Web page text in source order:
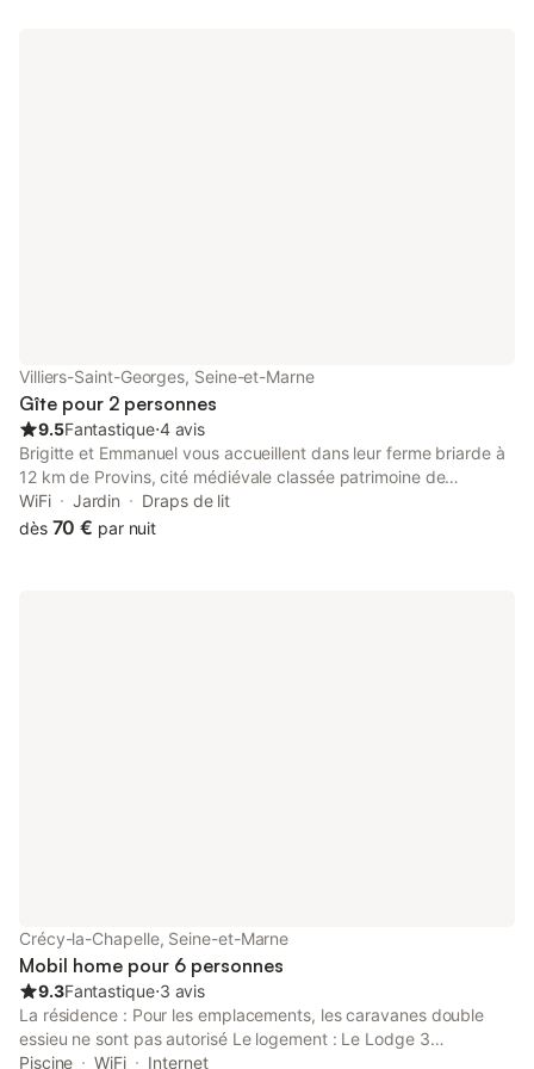
Villiers-Saint-Georges, Seine-et-Marne
Gîte pour 2 personnes
9.5Fantastique⋅4 avis
Brigitte et Emmanuel vous accueillent dans leur ferme briarde à
12 km de Provins, cité médiévale classée patrimoine de
l'Unesco. Trois chambres décorées avec beaucoup de goût.
Salles d'eau et wc privés. Accueil chaleureux. Petits déjeuners
WiFi Jardin
Draps de lit
dès 70 € par nuit
Crécy-la-Chapelle, Seine-et-Marne
Mobil home pour 6 personnes
9.3Fantastique⋅3 avis
La résidence : Pour les emplacements, les caravanes double
essieu ne sont pas autorisé Le logement : Le Lodge 3
chambres, c'est profiter d'un intérieur simple & fonctionnel, les
Piscine WiFi
Internet